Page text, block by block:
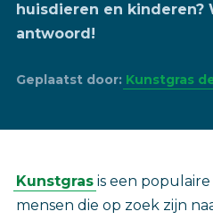
huisdieren en kinderen?
antwoord!
Geplaatst door: Kunstgras
Kunstgras is een
mensen die op zoek zijn